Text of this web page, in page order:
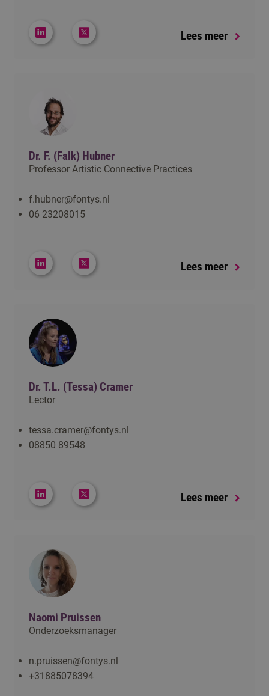
Lees meer
Dr. F. (Falk) Hubner
Professor Artistic Connective Practices
f.hubner@fontys.nl
06 23208015
Lees meer
Dr. T.L. (Tessa) Cramer
Lector
tessa.cramer@fontys.nl
08850 89548
Lees meer
Naomi Pruissen
Onderzoeksmanager
n.pruissen@fontys.nl
+31885078394